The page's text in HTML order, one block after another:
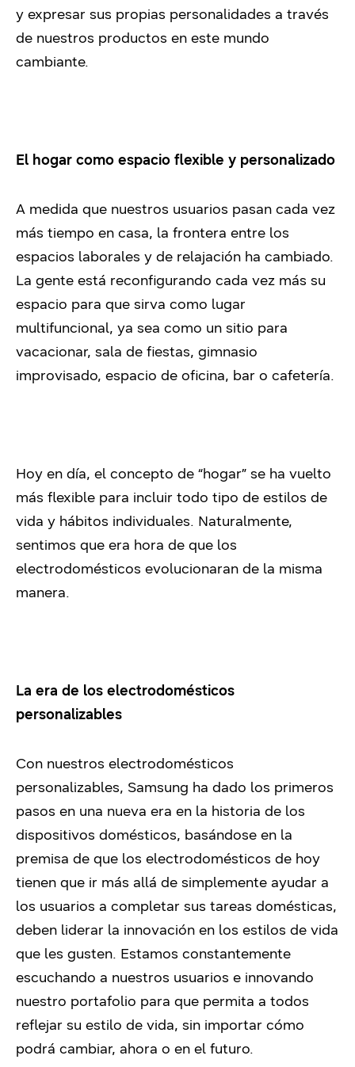
y expresar sus propias personalidades a través
de nuestros productos en este mundo
cambiante.
El hogar como espacio flexible y personalizado
A medida que nuestros usuarios pasan cada vez
más tiempo en casa, la frontera entre los
espacios laborales y de relajación ha cambiado.
La gente está reconfigurando cada vez más su
espacio para que sirva como lugar
multifuncional, ya sea como un sitio para
vacacionar, sala de fiestas, gimnasio
improvisado, espacio de oficina, bar o cafetería.
Hoy en día, el concepto de “hogar” se ha vuelto
más flexible para incluir todo tipo de estilos de
vida y hábitos individuales. Naturalmente,
sentimos que era hora de que los
electrodomésticos evolucionaran de la misma
manera.
La era de los electrodomésticos
personalizables
Con nuestros electrodomésticos
personalizables, Samsung ha dado los primeros
pasos en una nueva era en la historia de los
dispositivos domésticos, basándose en la
premisa de que los electrodomésticos de hoy
tienen que ir más allá de simplemente ayudar a
los usuarios a completar sus tareas domésticas,
deben liderar la innovación en los estilos de vida
que les gusten. Estamos constantemente
escuchando a nuestros usuarios e innovando
nuestro portafolio para que permita a todos
reflejar su estilo de vida, sin importar cómo
podrá cambiar, ahora o en el futuro.